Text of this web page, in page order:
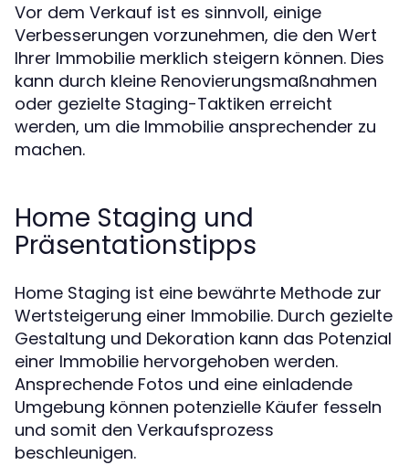
Vor dem Verkauf ist es sinnvoll, einige
Verbesserungen vorzunehmen, die den Wert
Ihrer Immobilie merklich steigern können. Dies
kann durch kleine Renovierungsmaßnahmen
oder gezielte Staging-Taktiken erreicht
werden, um die Immobilie ansprechender zu
machen.
Home Staging und
Präsentationstipps
Home Staging ist eine bewährte Methode zur
Wertsteigerung einer Immobilie. Durch gezielte
Gestaltung und Dekoration kann das Potenzial
einer Immobilie hervorgehoben werden.
Ansprechende Fotos und eine einladende
Umgebung können potenzielle Käufer fesseln
und somit den Verkaufsprozess
beschleunigen.